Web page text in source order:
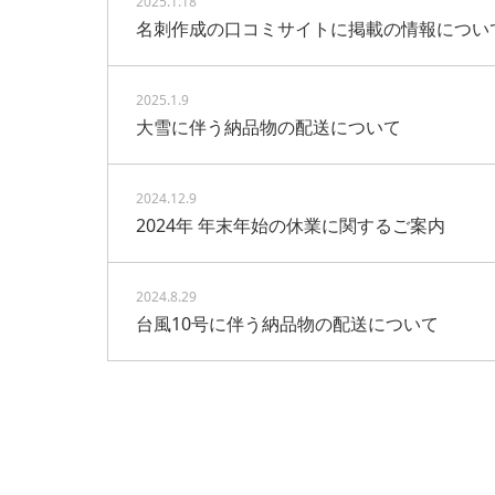
名刺作成の口コミサイトに掲載の情報につい
2025.1.9
大雪に伴う納品物の配送について
2024.12.9
2024年 年末年始の休業に関するご案内
2024.8.29
台風10号に伴う納品物の配送について